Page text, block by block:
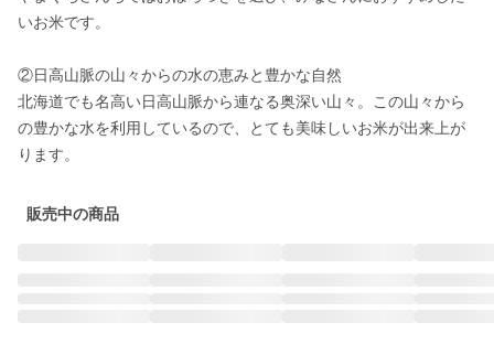
いお米です。
②日高山脈の山々からの水の恵みと豊かな自然
北海道でも名高い日高山脈から連なる奥深い山々。この山々から
の豊かな水を利用しているので、とても美味しいお米が出来上が
販売中の商品